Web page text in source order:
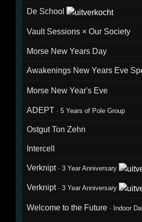
De School
Vault Sessions × Our Society
Morse New Years Day
Awakenings New Years Eve
Morse New Year's Eve
ADEPT ·5 Years of Pole Group
Ostgut Ton Zehn
Intercell
Verknipt ·3 Year Anniversary
Verknipt ·3 Year Anniversary
Welcome to the Future · Indoor